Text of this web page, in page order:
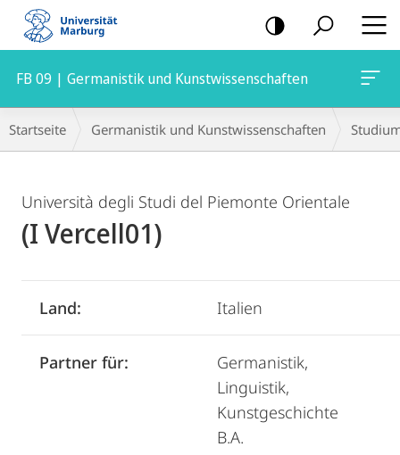
Mobile-
Navigation
FB 09 | Germanistik und Kunstwissenschaften
Breadcrumb-
Navigation
Startseite Germanistik und Kunstwissenschaften
Università degli Studi del Piemonte Orientale
(I Vercell01)
Land: Italien
Partner für:
Germanistik,
Linguistik,
Kunstgeschichte
B.A.